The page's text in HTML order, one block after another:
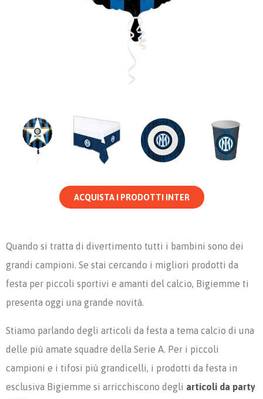
ACQUISTA I PRODOTTI INTER
Quando si tratta di divertimento tutti i bambini sono dei
grandi campioni. Se stai cercando i migliori prodotti da
festa per piccoli sportivi e amanti del calcio, Bigiemme ti
presenta oggi una grande novità.
Stiamo parlando degli articoli da festa a tema calcio di una
delle più amate squadre della Serie A. Per i piccoli
campioni e i tifosi più grandicelli, i prodotti da festa in
esclusiva Bigiemme si arricchiscono degli articoli da party